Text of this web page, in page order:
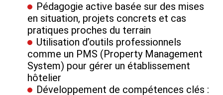
Pédagogie active basée sur des mises
en situation, projets concrets et cas
pratiques proches du terrain
Utilisation d’outils professionnels
comme un PMS (Property Management
System) pour gérer un établissement
hôtelier
Développement de compétences clés :